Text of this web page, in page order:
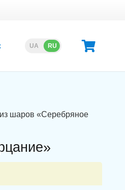
UA RU
шаров «Серебряное